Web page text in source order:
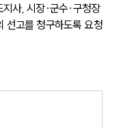
사, 시장·군수·구청장
선고를 청구하도록 요청